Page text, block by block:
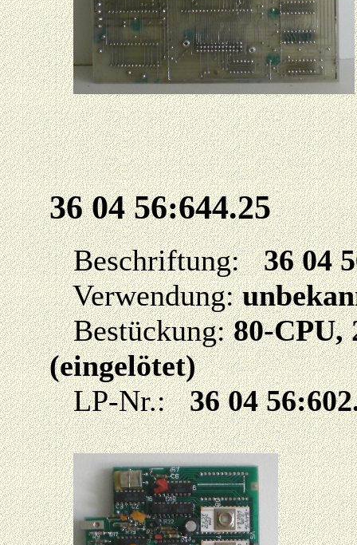
36 04 56:644.25
Beschriftung:36 04
Verwendung:
Bestückung:80-CPU,
(eingelötet)
LP-Nr.:36 04